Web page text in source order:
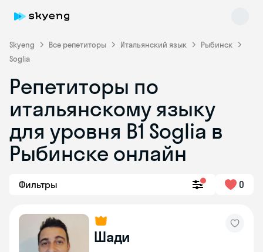
Skyeng Все репетиторы Итальянский язык
Рыбинск
Soglia
Репетиторы по
итальянскому языку
для уровня B1 Soglia в
Рыбинске онлайн
Фильтры 0
Шади
Skyeng Chat